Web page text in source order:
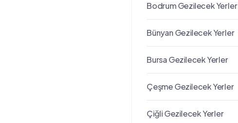
Bodrum Gezilecek Yerler
Bünyan Gezilecek Yerler
Bursa Gezilecek Yerler
Çeşme Gezilecek Yerler
Çiğli Gezilecek Yerler